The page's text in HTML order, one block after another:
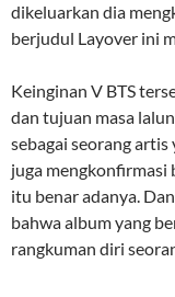
dikeluarkan dia
berjudul Layover ini
Keinginan V BTS
dan tujuan masa
sebagai seorang
juga mengkonfirmasi
itu benar adanya.
bahwa album yang
rangkuman diri